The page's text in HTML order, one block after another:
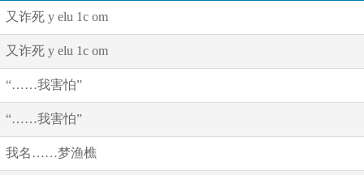
又诈死 y elu 1c om
又诈死 y elu 1c om
“……我害怕”
“……我害怕”
我名……梦渔樵